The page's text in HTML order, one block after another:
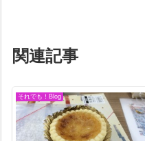
関連記事
それでも！Blog